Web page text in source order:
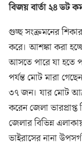
বিজয় বার্তা ২৪ ডট
গুচ্ছ সংক্রমনের
করে। আশঙ্কা করা
আসতে পারে যা হতে
পর্যন্ত মোট মারা
৩৭ জন। যার মোট
করেন জেলা
জেলার বিভিন্ন
ভাইরাসের নানা